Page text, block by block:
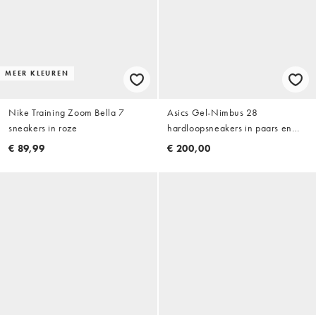
MEER KLEUREN
Nike Training Zoom Bella 7
sneakers in roze
€ 89,99
Asics Gel-Nimbus 28
hardloopsneakers in paars en
rood
€ 200,00